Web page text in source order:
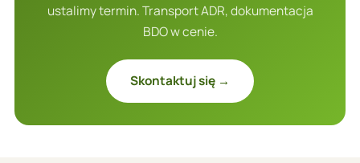
ustalimy termin. Transport ADR, dokumentacja
BDO w cenie.
Skontaktuj się →